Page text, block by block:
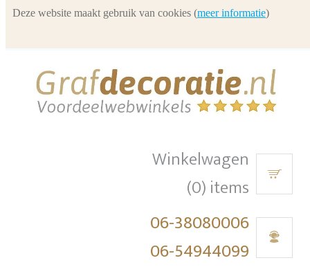
Winkelwagen
(0) items
06-38080006
06-54944099
Deze website maakt gebruik van cookies (meer informatie)